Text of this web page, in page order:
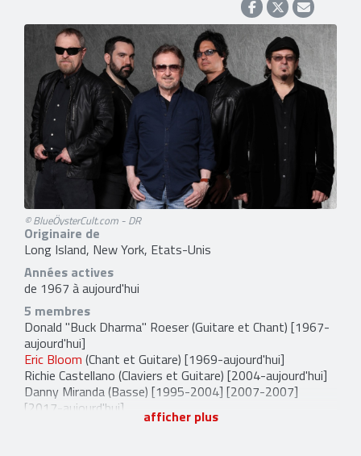
© BlueÖysterCult.com - DR
Originaire de
Long Island, New York, Etats-Unis
Années actives
de 1967 à aujourd'hui
5 membres
Donald "Buck Dharma" Roeser(Guitare et Chant) [1967-
aujourd'hui]
Eric Bloom (Chant et Guitare) [1969-aujourd'hui]
Richie Castellano (Claviers et Guitare) [2004-aujourd'hui]
Danny Miranda(Basse) [1995-2004] [2007-2007]
[2017-aujourd'hui]
(Batterie) [2004-aujourd'hui]
afficher plus